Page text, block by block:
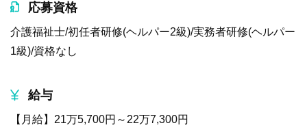
応募資格
介護福祉士/初任者研修(ヘルパー2級)/実務者研修(ヘルパー
1級)/資格なし
給与
【月給】21万5,700円～22万7,300円